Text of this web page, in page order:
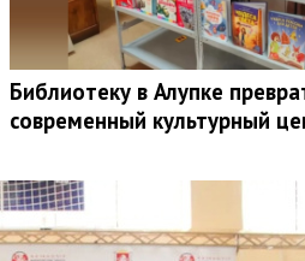
Библиотеку в Алупке
современный культурный